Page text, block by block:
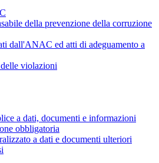
della prevenzione della corruzione
dall'ANAC ed atti di adeguamento a
violazioni
a dati, documenti e informazioni
obbligatoria
a dati e documenti ulteriori